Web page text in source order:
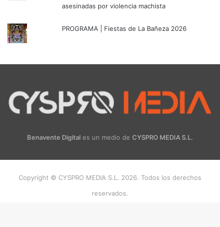
asesinadas por violencia machista
PROGRAMA | Fiestas de La Bañeza 2026
Benavente Digital es un medio de CYSPRO MEDIA S.L.
Copyright © CYSPRO MEDIA S.L. 2026. Todos los derechos
reservados.